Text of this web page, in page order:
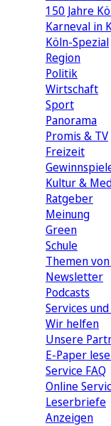
150 Jahre
Karneval in
Köln-Spezial
Region
Politik
Wirtschaft
Sport
Panorama
Promis & TV
Freizeit
Kultur &
Ratgeber
Meinung
Green
Schule
Themen
Newsletter
Podcasts
Services
Wir helfen
Unsere
E-Paper
Service FAQ
Online
Leserbriefe
Anzeigen